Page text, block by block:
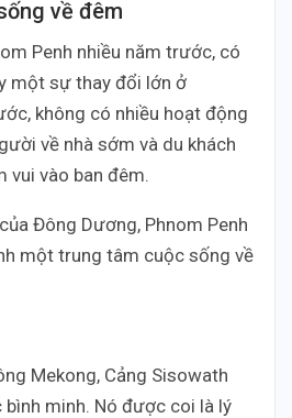
về đêm
Penh nhiều năm trước, có
một sự thay đổi lớn ở
không có nhiều hoạt động
về nhà sớm và du khách
vui vào ban đêm.
Đông Dương, Phnom Penh
một trung tâm cuộc sống về
Mekong, Cảng Sisowath
minh. Nó được coi là lý